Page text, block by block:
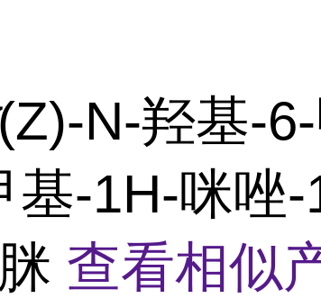
N-羟基-
基-1H-咪唑-
查看相似